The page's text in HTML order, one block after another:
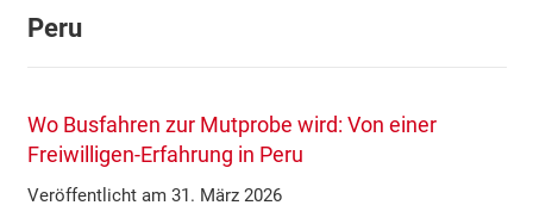
Peru
Wo Busfahren zur Mutprobe wird: Von einer
Freiwilligen-Erfahrung in Peru
Veröffentlicht am 31. März 2026